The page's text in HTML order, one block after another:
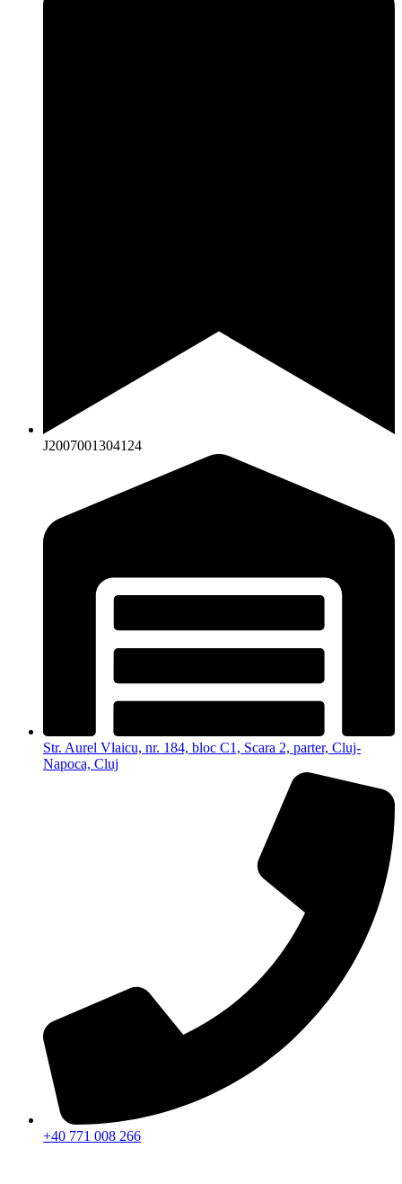
J2007001304124
Str. Aurel Vlaicu, nr. 184, bloc C1, Scara 2, parter, Cluj-
Napoca, Cluj
+40 771 008 266